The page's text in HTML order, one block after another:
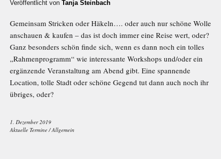
Veröffentlicht von Tanja Steinbach
Gemeinsam Stricken oder Häkeln…. oder auch nur schöne Wolle
anschauen & kaufen – das ist doch immer eine Reise wert, oder?
Ganz besonders schön finde sich, wenn es dann noch ein tolles
„Rahmenprogramm“ wie interessante Workshops und/oder ein
ergänzende Veranstaltung am Abend gibt. Eine spannende
Location, tolle Stadt oder schöne Gegend tut dann auch noch ihr
übriges, oder?
1. Dezember 2019
Aktuelle Termine /Allgemein